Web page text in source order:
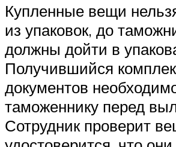
Купленные вещи
из упаковок, до
должны дойти в
Получившийся
документов
таможеннику перед
Сотрудник проверит